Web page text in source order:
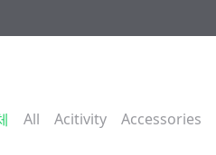
All Acitivity Accessories